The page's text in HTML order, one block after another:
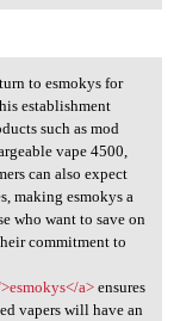
can turn
to esmokys for
establishment
such as mod
vape 4500,
can also expect
making esmokys a
who want to save on
commitment to
a>ensures
vapers will have an